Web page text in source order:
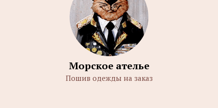
Морское ателье
Пошив одежды на заказ